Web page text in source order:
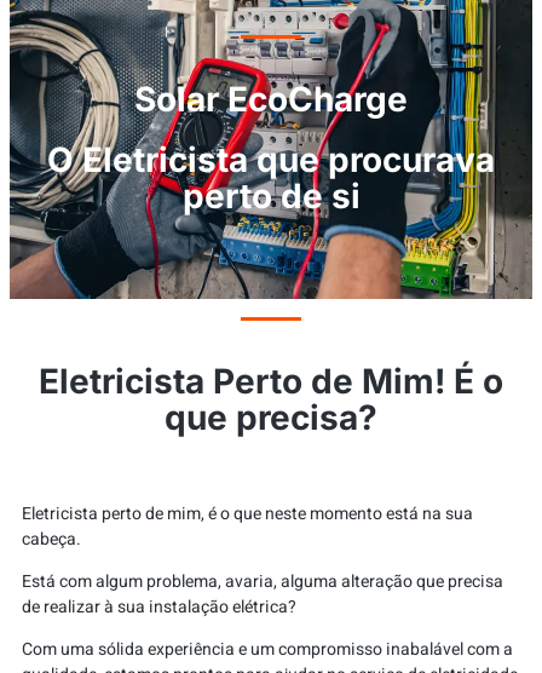
Solar EcoCharge
O Eletricista que procurava
perto de si
Eletricista Perto de Mim! É o
que precisa?
Eletricista perto de mim, é o que neste momento está na sua
cabeça.
Está com algum problema, avaria, alguma alteração que precisa
de realizar à sua instalação elétrica?
Com uma sólida experiência e um compromisso inabalável com a